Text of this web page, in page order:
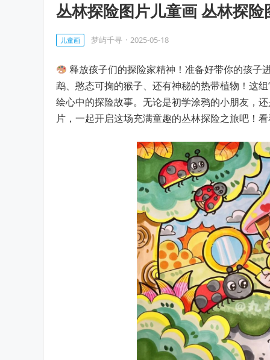
丛林探险图片儿童画 丛林探
儿童画 梦屿千寻 · 2025-05-18
释放孩子们的探险家精神！准备好带你的孩子
鹉、憨态可掬的猴子、还有神秘的热带植物！这
绘心中的探险故事。无论是初学涂鸦的小朋友，
片，一起开启这场充满童趣的丛林探险之旅吧！